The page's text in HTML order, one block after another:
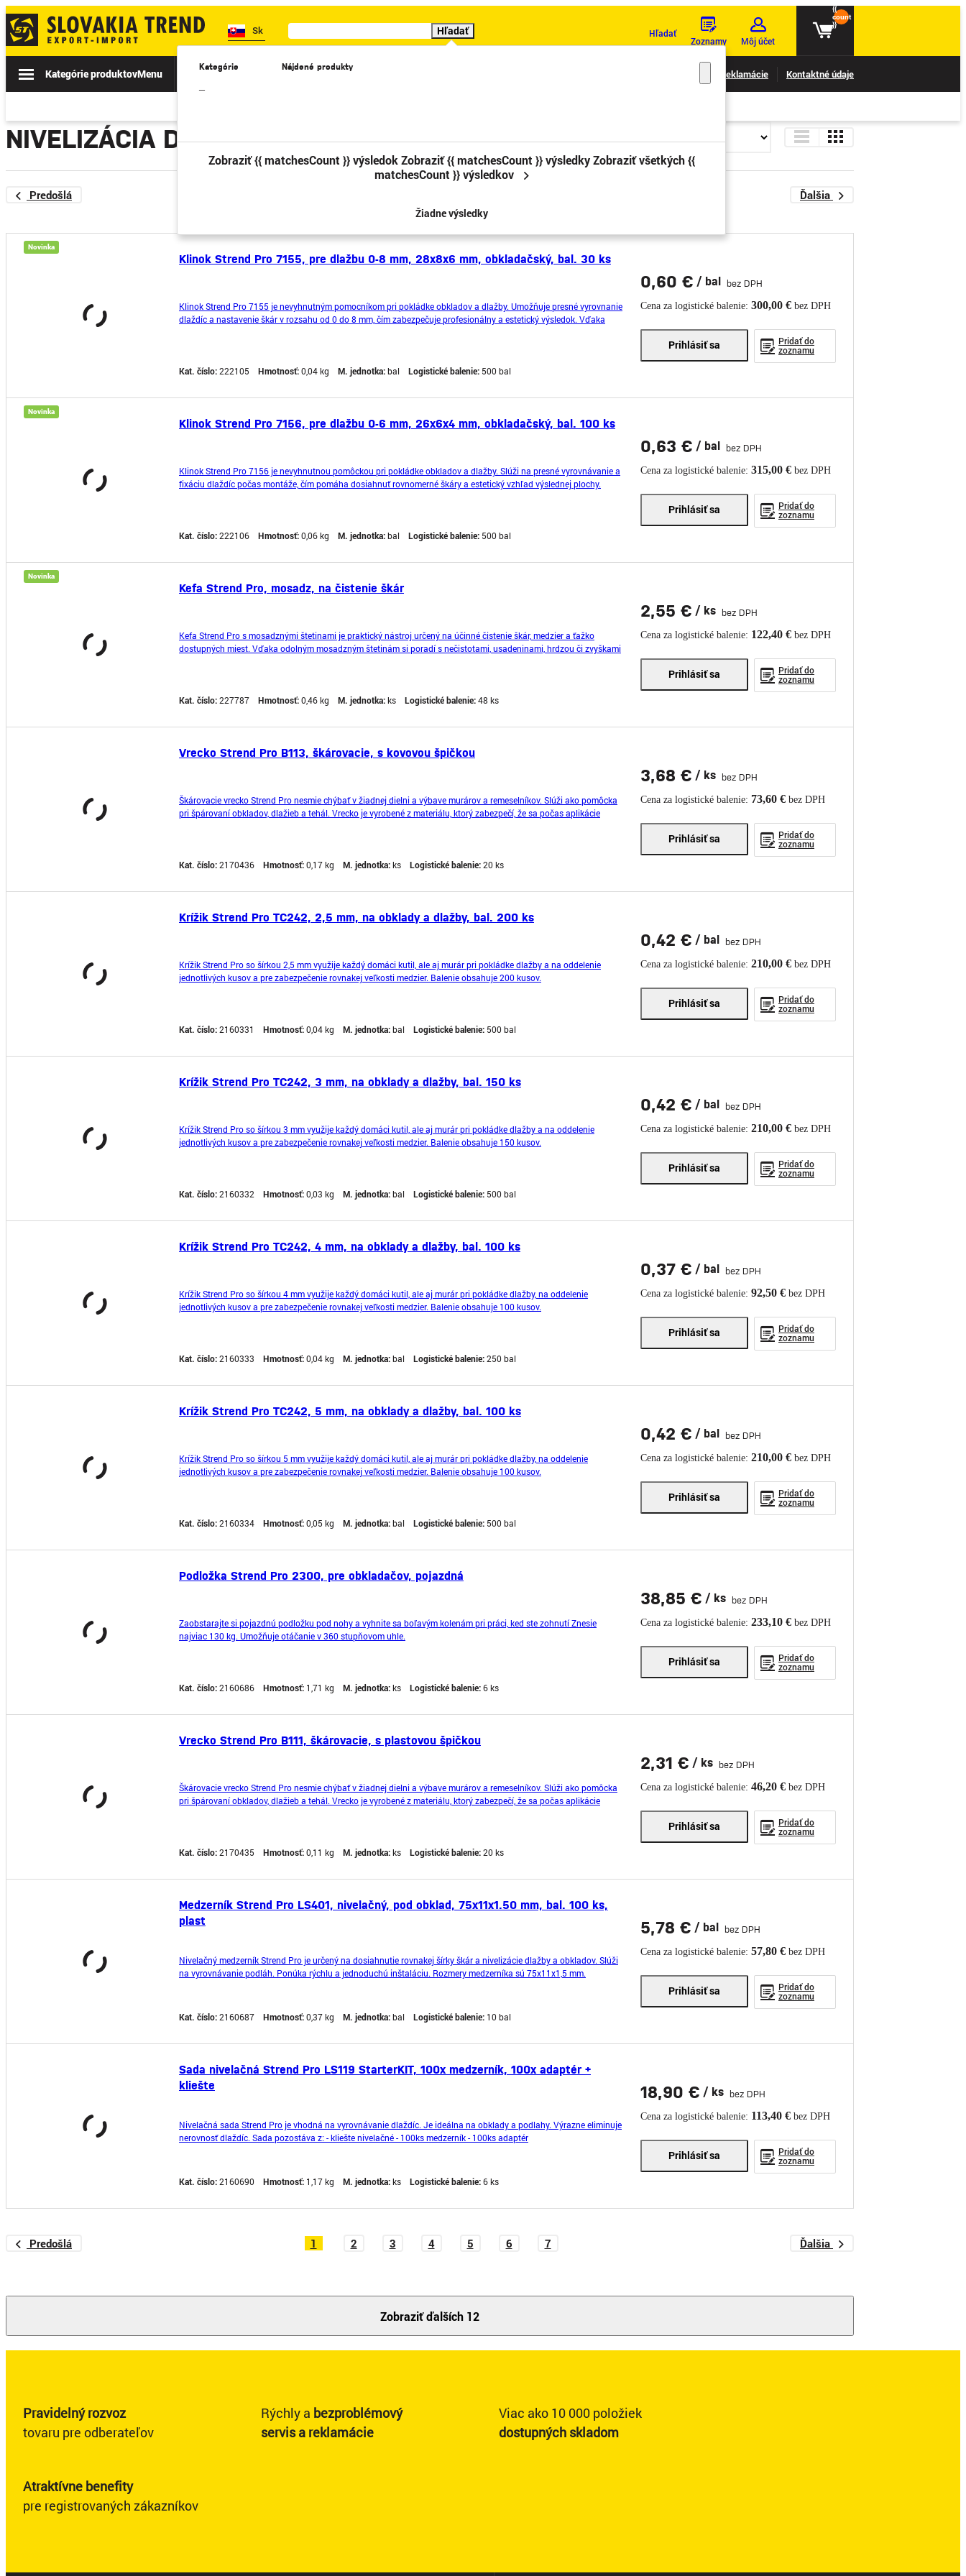
Sk Hľadať
Kategórie
–
Nájdené produkty
Zobraziť {{ matchesCount }} výsledok Zobraziť {{ matchesCount }} výsledky Zobraziť všetkých {{
matchesCount }} výsledkov
Žiadne výsledky
Hľadať
Zoznamy Môj účet
{{
count
}}
Kategórie produktovMenu Akcie Novinky II. TRIEDA Katalógy Reklamácie Kontaktné údaje
NIVELIZÁCIA DLAŽBY
Predošlá Ďalšia
Novinka
Klinok Strend Pro 7155, pre dlažbu 0-8 mm, 28x8x6 mm, obkladačský, bal. 30 ks
Klinok Strend Pro 7155 je nevyhnutným pomocníkom pri pokládke obkladov a dlažby. Umožňuje presné vyrovnanie
dlaždíc a nastavenie škár v rozsahu od 0 do 8 mm, čím zabezpečuje profesionálny a estetický výsledok. Vďaka
Kat. číslo:222105 Hmotnosť:0,04 kg M. jednotka:bal Logistické balenie: 500 bal
0,60 € / bal bez DPH
Cena za logistické balenie: 300,00 € bez DPH
Prihlásiť sa
Pridať do
zoznamu
Novinka
Klinok Strend Pro 7156, pre dlažbu 0-6 mm, 26x6x4 mm, obkladačský, bal. 100 ks
Klinok Strend Pro 7156 je nevyhnutnou pomôckou pri pokládke obkladov a dlažby. Slúži na presné vyrovnávanie a
fixáciu dlaždíc počas montáže, čím pomáha dosiahnuť rovnomerné škáry a estetický vzhľad výslednej plochy.
Kat. číslo:222106 Hmotnosť:0,06 kg M. jednotka:bal Logistické balenie: 500 bal
0,63 € / bal bez DPH
Cena za logistické balenie: 315,00 € bez DPH
Prihlásiť sa
Pridať do
zoznamu
Novinka
Kefa Strend Pro, mosadz, na čistenie škár
Kefa Strend Pro s mosadznými štetinami je praktický nástroj určený na účinné čistenie škár, medzier a ťažko
dostupných miest. Vďaka odolným mosadzným štetinám si poradí s nečistotami, usadeninami, hrdzou či zvyškami
Kat. číslo:227787 Hmotnosť:0,46 kg M. jednotka:ks Logistické balenie:48 ks
2,55 € / ks bez DPH
Cena za logistické balenie: 122,40 € bez DPH
Prihlásiť sa
Pridať do
zoznamu
Vrecko Strend Pro B113, škárovacie, s kovovou špičkou
Škárovacie vrecko Strend Pro nesmie chýbať v žiadnej dielni a výbave murárov a remeselníkov. Slúži ako pomôcka
pri špárovaní obkladov, dlažieb a tehál. Vrecko je vyrobené z materiálu, ktorý zabezpečí, že sa počas aplikácie
Kat. číslo:2170436 Hmotnosť:0,17 kg M. jednotka:ks Logistické balenie:20 ks
3,68 € / ks bez DPH
Cena za logistické balenie: 73,60 € bez DPH
Prihlásiť sa
Pridať do
zoznamu
Krížik Strend Pro TC242, 2,5 mm, na obklady a dlažby, bal. 200 ks
Krížik Strend Pro so šírkou 2,5 mm využije každý domáci kutil, ale aj murár pri pokládke dlažby a na oddelenie
jednotlivých kusov a pre zabezpečenie rovnakej veľkosti medzier. Balenie obsahuje 200 kusov.
Kat. číslo:2160331 Hmotnosť:0,04 kg M. jednotka:bal Logistické balenie: 500 bal
0,42 € / bal bez DPH
Cena za logistické balenie: 210,00 € bez DPH
Prihlásiť sa
Pridať do
zoznamu
Krížik Strend Pro TC242, 3 mm, na obklady a dlažby, bal. 150 ks
Krížik Strend Pro so šírkou 3 mm využije každý domáci kutil, ale aj murár pri pokládke dlažby a na oddelenie
jednotlivých kusov a pre zabezpečenie rovnakej veľkosti medzier. Balenie obsahuje 150 kusov.
Kat. číslo:2160332 Hmotnosť:0,03 kg M. jednotka:bal Logistické balenie: 500 bal
0,42 € / bal bez DPH
Cena za logistické balenie: 210,00 € bez DPH
Prihlásiť sa
Pridať do
zoznamu
Krížik Strend Pro TC242, 4 mm, na obklady a dlažby, bal. 100 ks
Krížik Strend Pro so šírkou 4 mm využije každý domáci kutil, ale aj murár pri pokládke dlažby, na oddelenie
jednotlivých kusov a pre zabezpečenie rovnakej veľkosti medzier. Balenie obsahuje 100 kusov.
Kat. číslo:2160333 Hmotnosť:0,04 kg M. jednotka:bal Logistické balenie:250 bal
0,37 € / bal bez DPH
Cena za logistické balenie: 92,50 € bez DPH
Prihlásiť sa
Pridať do
zoznamu
Krížik Strend Pro TC242, 5 mm, na obklady a dlažby, bal. 100 ks
Krížik Strend Pro so šírkou 5 mm využije každý domáci kutil, ale aj murár pri pokládke dlažby, na oddelenie
jednotlivých kusov a pre zabezpečenie rovnakej veľkosti medzier. Balenie obsahuje 100 kusov.
Kat. číslo:2160334 Hmotnosť:0,05 kg M. jednotka:bal Logistické balenie: 500 bal
0,42 € / bal bez DPH
Cena za logistické balenie: 210,00 € bez DPH
Prihlásiť sa
Pridať do
zoznamu
Podložka Strend Pro 2300, pre obkladačov, pojazdná
Zaobstarajte si pojazdnú podložku pod nohy a vyhnite sa boľavým kolenám pri práci, ked ste zohnutí Znesie
najviac 130 kg. Umožňuje otáčanie v 360 stupňovom uhle.
Kat. číslo:2160686 Hmotnosť: 1,71 kg M. jednotka:ks Logistické balenie:6 ks
38,85 € / ks bez DPH
Cena za logistické balenie: 233,10 € bez DPH
Prihlásiť sa
Pridať do
zoznamu
Vrecko Strend Pro B111, škárovacie, s plastovou špičkou
Škárovacie vrecko Strend Pro nesmie chýbať v žiadnej dielni a výbave murárov a remeselníkov. Slúži ako pomôcka
pri špárovaní obkladov, dlažieb a tehál. Vrecko je vyrobené z materiálu, ktorý zabezpečí, že sa počas aplikácie
Kat. číslo:2170435 Hmotnosť:0,11 kg M. jednotka:ks Logistické balenie:20 ks
2,31 € / ks bez DPH
Cena za logistické balenie: 46,20 € bez DPH
Prihlásiť sa
Pridať do
zoznamu
Medzerník Strend Pro LS401, nivelačný, pod obklad, 75x11x1.50 mm, bal. 100 ks,
plast
Nivelačný medzerník Strend Pro je určený na dosiahnutie rovnakej šírky škár a nivelizácie dlažby a obkladov. Slúži
na vyrovnávanie podláh. Ponúka rýchlu a jednoduchú inštaláciu. Rozmery medzerníka sú 75x11x1,5 mm.
Kat. číslo:2160687 Hmotnosť:0,37 kg M. jednotka:bal Logistické balenie: 10 bal
5,78 € / bal bez DPH
Cena za logistické balenie: 57,80 € bez DPH
Prihlásiť sa
Pridať do
zoznamu
Sada nivelačná Strend Pro LS119 StarterKIT, 100x medzerník, 100x adaptér +
kliešte
Nivelačná sada Strend Pro je vhodná na vyrovnávanie dlaždíc. Je ideálna na obklady a podlahy. Výrazne eliminuje
nerovnosť dlaždíc. Sada pozostáva z: - kliešte nivelačné - 100ks medzerník - 100ks adaptér
Kat. číslo:2160690 Hmotnosť: 1,17 kg M. jednotka:ks Logistické balenie:6 ks
18,90 € / ks bez DPH
Cena za logistické balenie: 113,40 € bez DPH
Prihlásiť sa
Pridať do
zoznamu
Zobraziť ďalších 12
Predošlá 1 2 3 4 5 6 7 Ďalšia
Pravidelný rozvoz
tovaru pre odberateľov
Rýchly a bezproblémový
servis a reklamácie
Viac ako 10 000 položiek
dostupných skladom
Atraktívne benefity
pre registrovaných zákazníkov